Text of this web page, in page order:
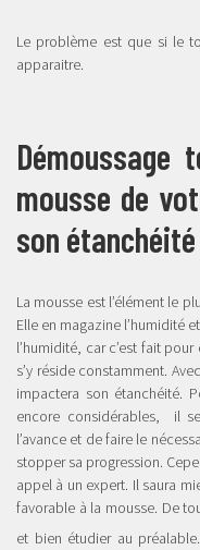
Le problème est que si le
apparaitre.
mousse de
son étanchéité
La mousse est l’élément le
Elle en magazine l’humidité
l’humidité, car c’est fait
s’y réside constamment.
impactera son étanchéité.
encore considérables, il
l’avance et de faire le
stopper sa progression.
appel à un expert. Il saura
favorable à la mousse. De
et bien étudier au préalable.